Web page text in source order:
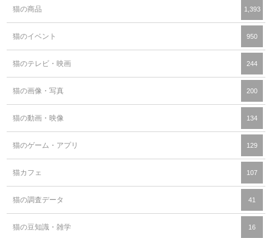
猫の商品 1,393
猫のイベント 950
猫のテレビ・映画 244
猫の画像・写真 200
猫の動画・映像 134
猫のゲーム・アプリ 129
猫カフェ 107
猫の調査データ 41
猫の豆知識・雑学 16